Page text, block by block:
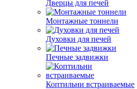
Дверцы для печей
Монтажные тоннели
Духовки для печей
Печные задвижки
Коптильни встраиваемые